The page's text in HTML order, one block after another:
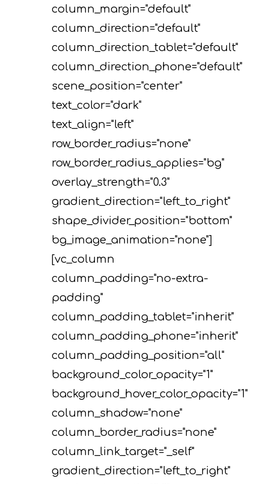
column_margin="default"
column_direction="default"
column_direction_tablet="default"
column_direction_phone="default"
scene_position="center"
text_color="dark"
text_align="left"
row_border_radius="none"
row_border_radius_applies="bg"
overlay_strength="0.3"
gradient_direction="left_to_right"
shape_divider_position="bottom"
bg_image_animation="none"]
[vc_column
column_padding="no-extra-
padding"
column_padding_tablet="inherit"
column_padding_phone="inherit"
column_padding_position="all"
background_color_opacity="1"
background_hover_color_opacity="1"
column_shadow="none"
column_border_radius="none"
column_link_target="_self"
gradient_direction="left_to_right"